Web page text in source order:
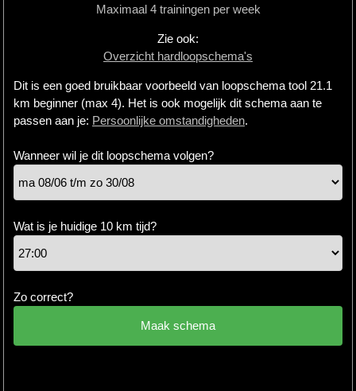
Hardloopschema's
Wedstrijden
Sportvoeding
Ideale
gewicht
Extra
Boeken
Site
Maximaal 4 trainingen per week
Zie ook:
Overzicht hardloopschema's
Dit is een goed bruikbaar voorbeeld van loopschema tool 21.1
km beginner (max 4). Het is ook mogelijk dit schema aan te
passen aan je: Persoonlijke omstandigheden.
Wanneer wil je dit loopschema volgen?
Wat is je huidige 10 km tijd?
Zo correct?